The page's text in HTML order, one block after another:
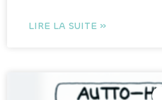
LIRE LA SUITE »